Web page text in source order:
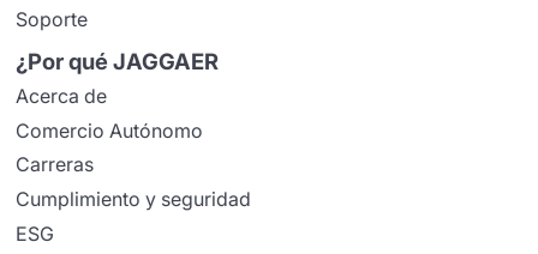
Soporte
¿Por qué JAGGAER
Acerca de
Comercio Autónomo
Carreras
Cumplimiento y seguridad
ESG